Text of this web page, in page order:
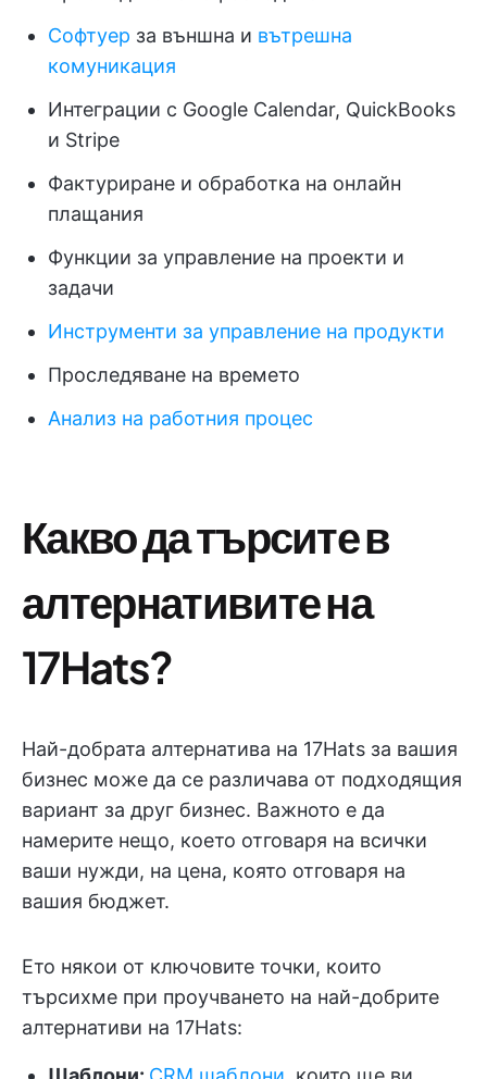
Софтуер за външна и вътрешна
комуникация
Интеграции с Google Calendar, QuickBooks
и Stripe
Фактуриране и обработка на онлайн
плащания
Функции за управление на проекти и
задачи
Инструменти за управление на продукти
Проследяване на времето
Анализ на работния процес
Какво да търсите в
алтернативите на
17Hats?
Най-добрата алтернатива на 17Hats за вашия
бизнес може да се различава от подходящия
вариант за друг бизнес. Важното е да
намерите нещо, което отговаря на всички
ваши нужди, на цена, която отговаря на
вашия бюджет.
Ето някои от ключовите точки, които
търсихме при проучването на най-добрите
алтернативи на 17Hats: